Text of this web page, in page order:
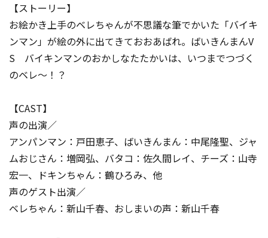
【ストーリー】
お絵かき上手のベレちゃんが不思議な筆でかいた「バイキ
ンマン」が絵の外に出てきておおあばれ。ばいきんまんV
S バイキンマンのおかしなたたかいは、いつまでつづく
のベレ～！？
【CAST】
声の出演／
アンパンマン：戸田恵子、ばいきんまん：中尾隆聖、ジャ
ムおじさん：増岡弘、バタコ：佐久間レイ、チーズ：山寺
宏一、ドキンちゃん：鶴ひろみ、他
声のゲスト出演／
ベレちゃん：新山千春、おしまいの声：新山千春